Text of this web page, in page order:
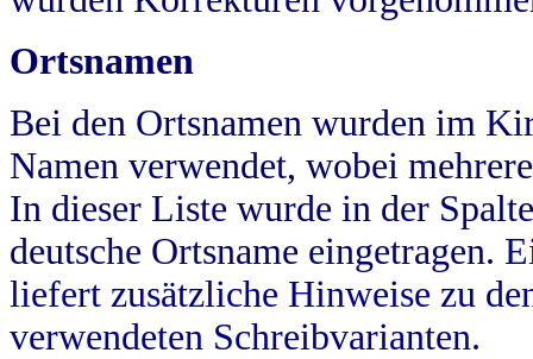
Ortsnamen
Bei den Ortsnamen wurden im
Namen verwendet, wobei
In dieser Liste wurde in der
deutsche Ortsname eingetragen.
liefert zusätzliche Hinweise zu
verwendeten Schreibvarianten.